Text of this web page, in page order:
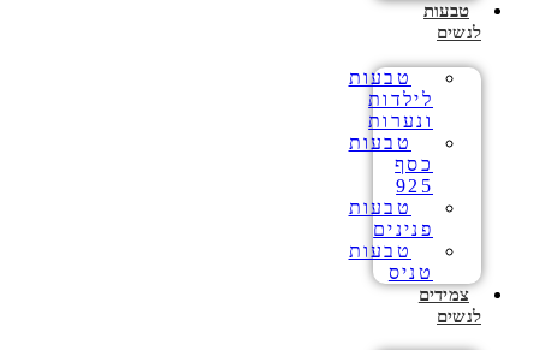
טבעות
לנשים
טבעות
לילדות
ונערות
טבעות
כסף
925
טבעות
פנינים
טבעות
טניס
צמידים
לנשים